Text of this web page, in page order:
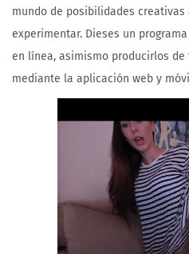
mundo de posibilidades creativas
experimentar. Dieses un
en línea, asimismo producirlos
mediante la aplicación web y